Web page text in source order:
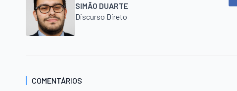
SIMÃO DUARTE
Discurso Direto
COMENTÁRIOS